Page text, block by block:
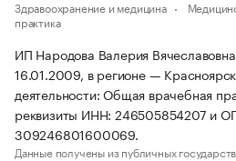
Здравоохранение и медицина
практика
ИП Народова Валерия
16.01.2009, в регионе —
деятельности: Общая врачебная
реквизиты ИНН: 246505854207 и
309246801600069.
Данные получены из публичных